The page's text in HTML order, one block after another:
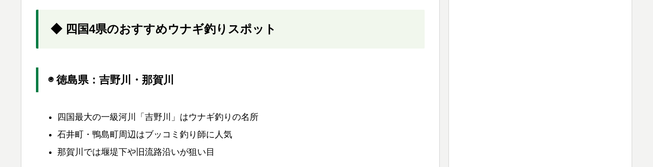
◆ 四国4県のおすすめウナギ釣りスポット
◉ 徳島県：吉野川・那賀川
四国最大の一級河川「吉野川」はウナギ釣りの名所
石井町・鴨島町周辺はブッコミ釣り師に人気
那賀川では堰堤下や旧流路沿いが狙い目